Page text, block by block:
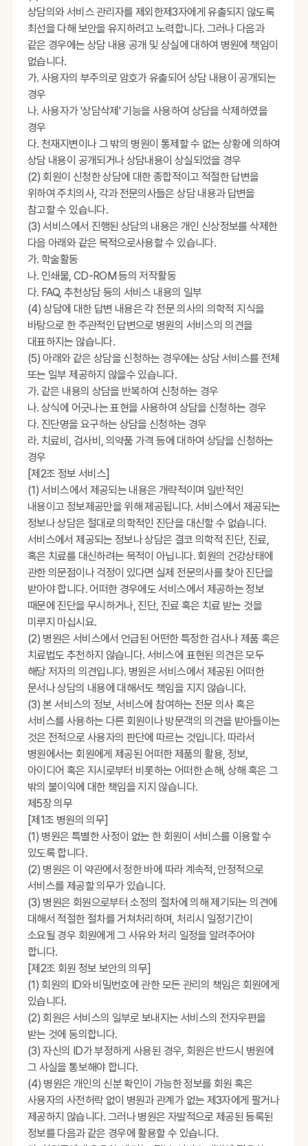
상담의와 서비스 관리자를 제외한제3자에게 유출되지 않도록
최선을 다해 보안을 유지하려고 노력합니다. 그러나 다음과
같은 경우에는 상담 내용 공개 및 상실에 대하여 병원에 책임이
없습니다.
가. 사용자의 부주의로 암호가 유출되어 상담 내용이 공개되는
경우
나. 사용자가 '상담삭제' 기능을 사용하여 상담을 삭제하였을
경우
다. 천재지변이나 그 밖의 병원이 통제할 수 없는 상황에 의하여
상담 내용이 공개되거나 상담내용이 상실되었을 경우
(2) 회원이 신청한 상담에 대한 종합적이고 적절한 답변을
위하여 주치의사, 각과 전문의사들은 상담 내용과 답변을
참고할 수 있습니다.
(3) 서비스에서 진행된 상담의 내용은 개인 신상정보를 삭제한
다음 아래와 같은 목적으로사용할 수 있습니다.
가. 학술활동
나. 인쇄물, CD-ROM 등의 저작활동
다. FAQ, 추천상담 등의 서비스 내용의 일부
(4) 상담에 대한 답변 내용은 각 전문 의사의 의학적 지식을
바탕으로 한 주관적인 답변으로 병원의 서비스의 의견을
대표하지는 않습니다.
(5) 아래와 같은 상담을 신청하는 경우에는 상담 서비스를 전체
또는 일부 제공하지 않을수 있습니다.
가. 같은 내용의 상담을 반복하여 신청하는 경우
나. 상식에 어긋나는 표현을 사용하여 상담을 신청하는 경우
다. 진단명을 요구하는 상담을 신청하는 경우
라. 치료비, 검사비, 의약품 가격 등에 대하여 상담을 신청하는
경우
[제2조 정보 서비스]
(1) 서비스에서 제공되는 내용은 개략적이며 일반적인
내용이고 정보제공만을 위해 제공됩니다. 서비스에서 제공되는
정보나 상담은 절대로 의학적인 진단을 대신할 수 없습니다.
서비스에서 제공되는 정보나 상담은 결코 의학적 진단, 진료,
혹은 치료를 대신하려는 목적이 아닙니다. 회원의 건강상태에
관한 의문점이나 걱정이 있다면 실제 전문의사를 찾아 진단을
받아야 합니다. 어떠한 경우에도 서비스에서 제공하는 정보
때문에 진단을 무시하거나, 진단, 진료 혹은 치료 받는 것을
미루지 마십시요.
(2) 병원은 서비스에서 언급된 어떤한 특정한 검사나 제품 혹은
치료법도 추천하지 않습니다. 서비스에 표현된 의견은 모두
해당 저자의 의견입니다. 병원은 서비스에서 제공된 어떠한
문서나 상담의 내용에 대해서도 책임을 지지 않습니다.
(3) 본 서비스의 정보, 서비스에 참여하는 전문 의사 혹은
서비스를 사용하는 다른 회원이나 방문객의 의견을 받아들이는
것은 전적으로 사용자의 판단에 따르는 것입니다. 따라서
병원에서는 회원에게 제공된 어떠한 제품의 활용, 정보,
아이디어 혹은 지시로부터 비롯하는 어떠한 손해, 상해 혹은 그
밖의 불이익에 대한 책임을 지지 않습니다.
제5장 의무
[제1조 병원의 의무]
(1) 병원은 특별한 사정이 없는 한 회원이 서비스를 이용할 수
있도록 합니다.
(2) 병원은 이 약관에서 정한 바에 따라 계속적, 안정적으로
서비스를 제공할 의무가 있습니다.
(3) 병원은 회원으로부터 소정의 절차에 의해 제기되는 의견에
대해서 적절한 절차를 거쳐처리하며, 처리시 일정기간이
소요될 경우 회원에게 그 사유와 처리 일정을 알려주어야
합니다.
[제2조 회원 정보 보안의 의무]
(1) 회원의 ID와 비밀번호에 관한 모든 관리의 책임은 회원에게
있습니다.
(2) 회원은 서비스의 일부로 보내지는 서비스의 전자우편을
받는 것에 동의합니다.
(3) 자신의 ID가 부정하게 사용된 경우, 회원은 반드시 병원에
그 사실을 통보해야 합니다.
(4) 병원은 개인의 신분 확인이 가능한 정보를 회원 혹은
사용자의 사전허락 없이 병원과 관계가 없는 제3자에게 팔거나
제공하지 않습니다. 그러나 병원은 자발적으로 제공된 등록된
정보를 다음과 같은 경우에 활용할 수 있습니다.